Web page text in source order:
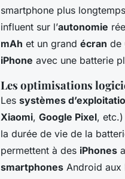
smartphone plus
influent sur l’autonomie
mAh et un grand écran de
iPhone avec une batterie
Les optimisations
Les systèmes
Xiaomi, Google Pixel,
la durée de vie de la
permettent à des iPhones
smartphones Android aux